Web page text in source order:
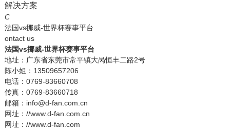
解决方案
C
法国vs挪威-世界杯赛事平台
ontact us
法国vs挪威-世界杯赛事平台
地址：广东省东莞市常平镇大呙恒丰二路2号
陈小姐：13509657206
电话：0769-83660708
传真：0769-83660718
邮箱：info@d-fan.com.cn
网址：//www.d-fan.com.cn
网址：//www.d-fan.com